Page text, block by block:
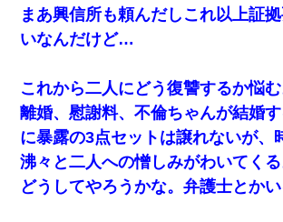
とっさに女児を捕まえたら変質者扱いされた
てよ！気持ち悪い！（ｼｯｼｯ」→ 後日、俺を見
んできて・・・
この母親は娘の黒歴史を掘り出さないと死ぬ
小2の頃、妹と昼寝してたら家が火事になって
なかった。妹を抱き締めて「ﾀﾋんじゃうよ」
男だけどリベンジポノレノの被害者になって未
まあ興信所も頼んだしこれ以上証
いなんだけど…
これから二人にどう復讐するか悩む
離婚、慰謝料、不倫ちゃんが結婚
に暴露の3点セットは譲れないが、
沸々と二人への憎しみがわいてくる
どうしてやろうかな。弁護士とかい